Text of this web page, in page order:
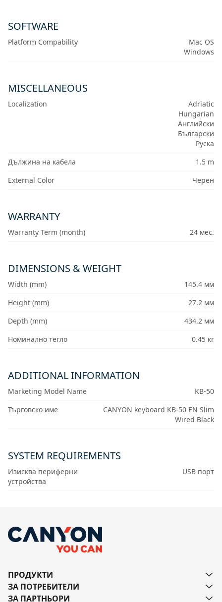
SOFTWARE
Platform Compability
Mac OS
Windows
MISCELLANEOUS
Localization
Adriatic
Hungarian
Английски
Български
Руска
Дължина на кабела
1.5 m
External Color
Черен
WARRANTY
Warranty Term (month) 24 мес.
DIMENSIONS & WEIGHT
Width (mm)
145.4 мм
Height (mm)
27.2 мм
Depth (mm)
434.2 мм
Номинално тегло
0.45 кг
ADDITIONAL INFORMATION
Marketing Model Name
KB-50
Търговско име
CANYON keyboard KB-50 EN Slim
Wired Black
SYSTEM REQUIREMENTS
Изисква периферни
устройства
USB порт
ПРОДУКТИ
ЗА ПОТРЕБИТЕЛИ
ЗА ПАРТНЬОРИ